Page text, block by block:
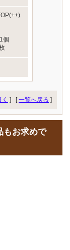
個
] [一覧へ戻る ]
もお求めで